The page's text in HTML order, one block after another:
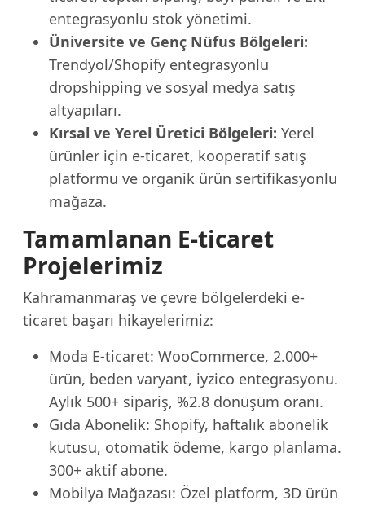
entegrasyonlu stok yönetimi.
Üniversite ve Genç Nüfus Bölgeleri:
Trendyol/Shopify entegrasyonlu
dropshipping ve sosyal medya satış
altyapıları.
Kırsal ve Yerel Üretici Bölgeleri: Yerel
ürünler için e-ticaret, kooperatif satış
platformu ve organik ürün sertifikasyonlu
mağaza.
Tamamlanan E-ticaret
Projelerimiz
Kahramanmaraş ve çevre bölgelerdeki e-
ticaret başarı hikayelerimiz:
Moda E-ticaret: WooCommerce, 2.000+
ürün, beden varyant, iyzico entegrasyonu.
Aylık 500+ sipariş, %2.8 dönüşüm oranı.
Gıda Abonelik: Shopify, haftalık abonelik
kutusu, otomatik ödeme, kargo planlama.
300+ aktif abone.
Mobilya Mağazası: Özel platform, 3D ürün